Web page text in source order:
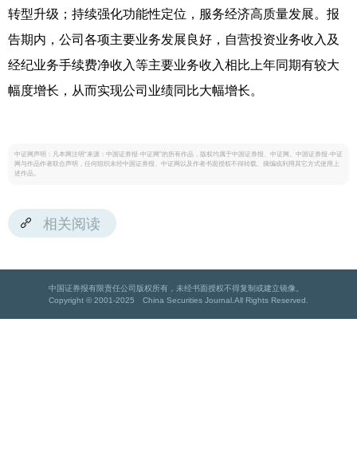
转型升级；持续强化功能性定位，服务经济高质量发展。报
告期内，公司各项主要业务发展良好，自营投资业务收入及
经纪业务手续费净收入等主要业务收入相比上年同期有较大
幅度增长，从而实现公司业绩同比大幅增长。
中证网声明：凡本网注明“来源：中国证券报·中证网”的所有作品，版权均属于中国证券报、中证网。中国证券报·中证
网与作品作者联合声明，任何组织未经中国证券报、中证网以及作者书面授权不得转载、摘编或利用其它方式使用上
述作品。
相关阅读
中国证券报有限责任公司版权所有，未经书面授权不得复制或建立镜像。
Copyright © 2001-2025 China Securities Journal.All Rights Reserved.